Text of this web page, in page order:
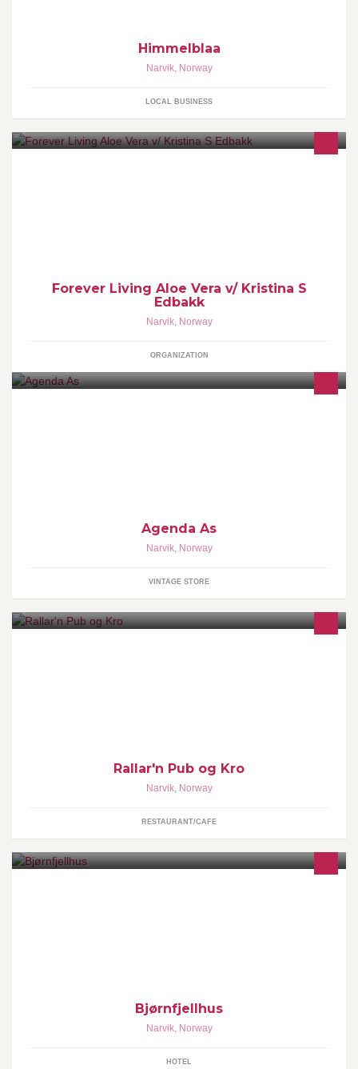
Himmelblaa
Narvik, Norway
LOCAL BUSINESS
Forever Living Aloe Vera v/ Kristina S
Edbakk
Narvik, Norway
ORGANIZATION
Agenda As
Narvik, Norway
VINTAGE STORE
Rallar'n Pub og Kro
Narvik, Norway
RESTAURANT/CAFE
Bjørnfjellhus
Narvik, Norway
HOTEL